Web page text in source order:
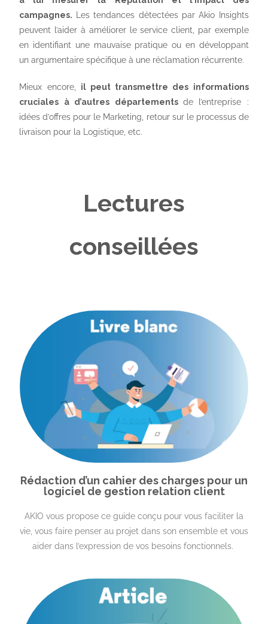
campagnes.
Les tendances détectées par Akio Insights
peuvent l’aider à améliorer le service client, par exemple
en identifiant une mauvaise pratique ou en développant
un argumentaire spécifique à une réclamation récurrente.
Mieux encore, il peut transmettre des informations
cruciales à d’autres départements de l’entreprise :
idées d’offres pour le Marketing, retour sur le processus de
livraison pour la Logistique, etc.
Lectures
conseillées
Rédaction d’un cahier des charges pour un
logiciel de gestion relation client
AKIO vous propose ce guide conçu pour vous faciliter la
vie, vous faire penser au projet dans son ensemble et vous
aider dans l’expression de vos besoins fonctionnels.